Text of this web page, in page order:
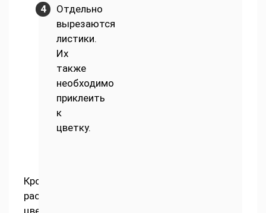
Отдельно
вырезаются
листики.
Их
также
необходимо
приклеить
к
цветку.
Кроме
раскрывшихся
цветов